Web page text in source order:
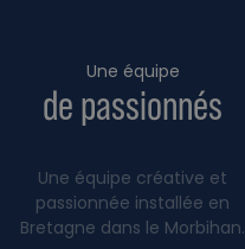
Une équipe
de passionnés
Une équipe créative et
passionnée installée en
Bretagne dans le Morbihan.